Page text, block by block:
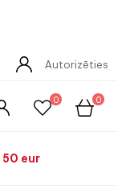
Autorizēties
0 0
50 eur